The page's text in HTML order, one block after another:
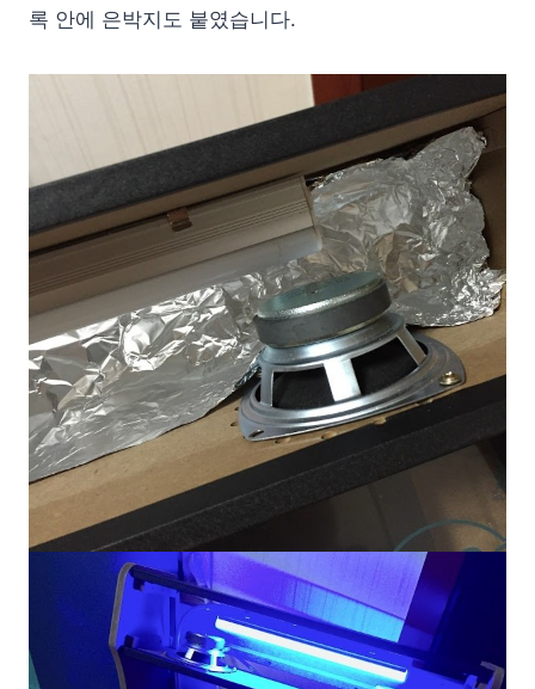
록 안에 은박지도 붙였습니다.